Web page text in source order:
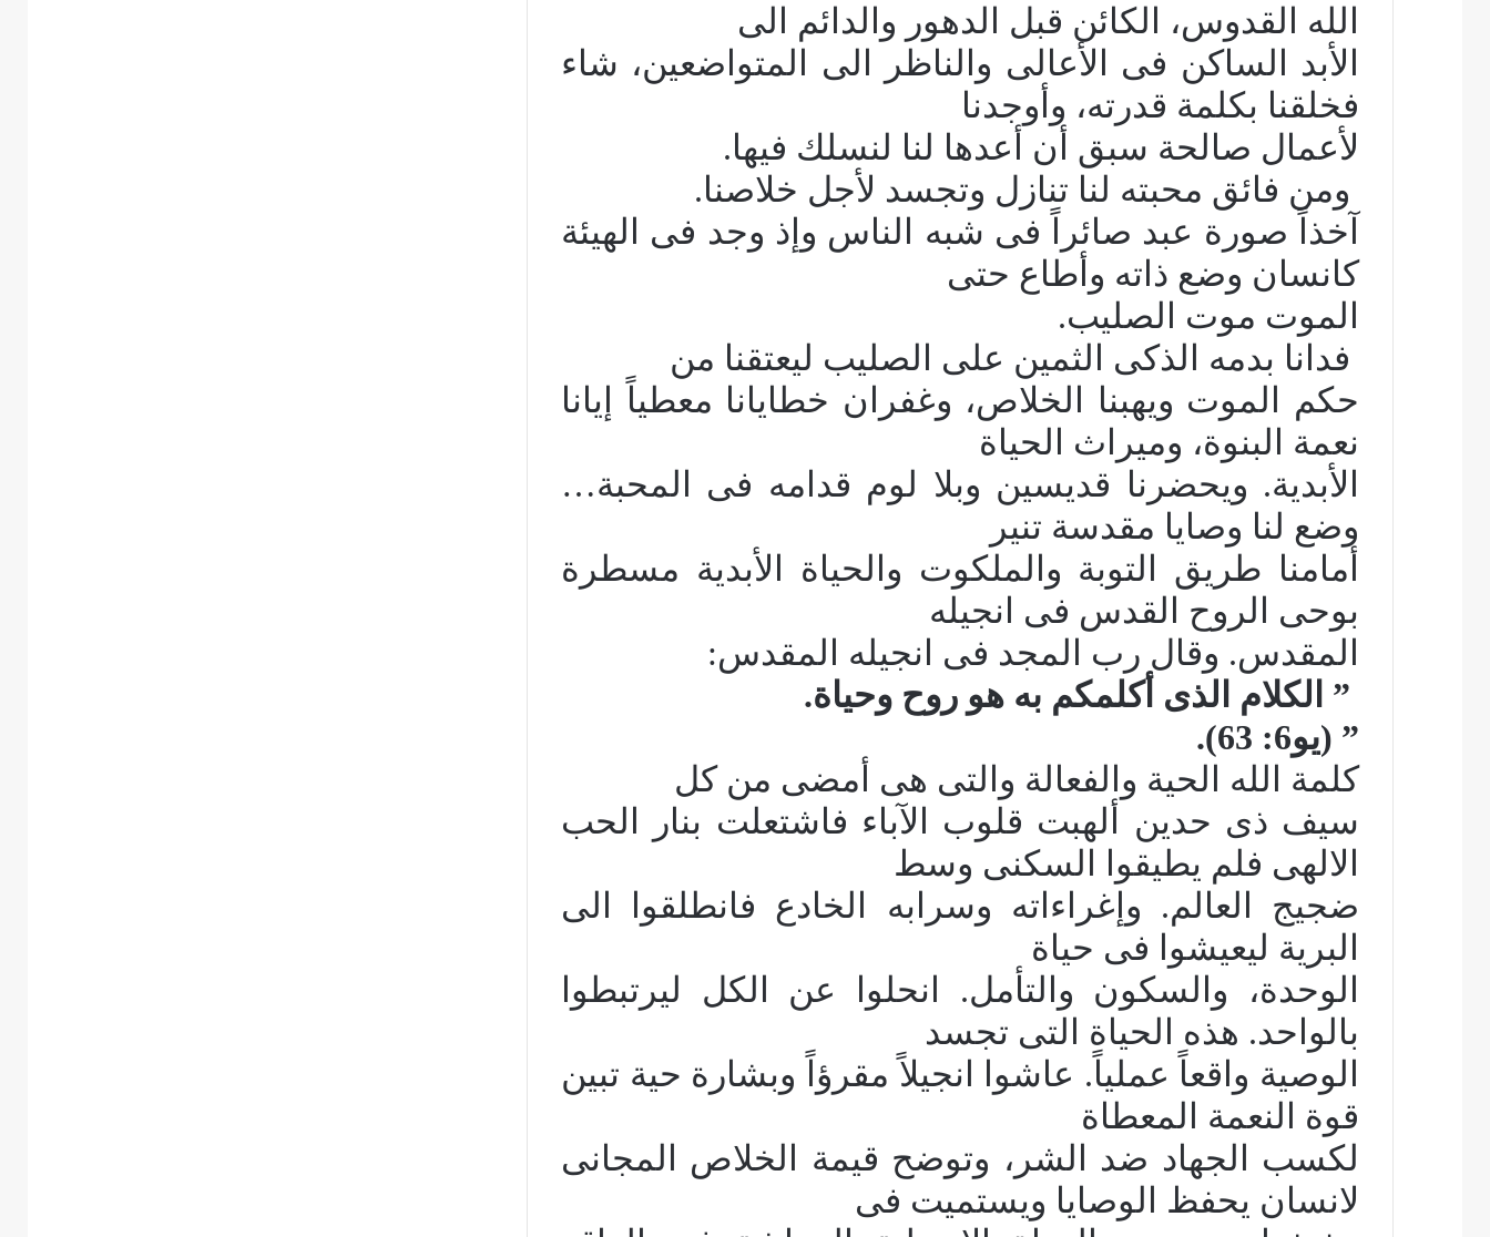
الله القدوس، الكائن قبل الدهور والدائم الى
الأبد الساكن فى الأعالى والناظر الى المتواضعين، شاء
فخلقنا بكلمة قدرته، وأوجدنا
لأعمال صالحة سبق أن أعدها لنا لنسلك فيها.
ومن فائق محبته لنا تنازل وتجسد لأجل خلاصنا.
آخذاً صورة عبد صائراً فى شبه الناس وإذ وجد فى الهيئة
كانسان وضع ذاته وأطاع حتى
الموت موت الصليب.
فدانا بدمه الذكى الثمين على الصليب ليعتقنا من
حكم الموت ويهبنا الخلاص، وغفران خطايانا معطياً إيانا
نعمة البنوة، وميراث الحياة
الأبدية. ويحضرنا قديسين وبلا لوم قدامه فى المحبة…
وضع لنا وصايا مقدسة تنير
أمامنا طريق التوبة والملكوت والحياة الأبدية مسطرة
بوحى الروح القدس فى انجيله
المقدس. وقال رب المجد فى انجيله المقدس:
” الكلام الذى أكلمكم به هو روح وحياة.
” (يو6: 63).
كلمة الله الحية والفعالة والتى هى أمضى من كل
سيف ذى حدين ألهبت قلوب الآباء فاشتعلت بنار الحب
الالهى فلم يطيقوا السكنى وسط
ضجيج العالم. وإغراءاته وسرابه الخادع فانطلقوا الى
البرية ليعيشوا فى حياة
الوحدة، والسكون والتأمل. انحلوا عن الكل ليرتبطوا
بالواحد. هذه الحياة التى تجسد
الوصية واقعاً عملياً. عاشوا انجيلاً مقرؤاً وبشارة حية تبين
قوة النعمة المعطاة
لكسب الجهاد ضد الشر، وتوضح قيمة الخلاص المجانى
لانسان يحفظ الوصايا ويستميت فى